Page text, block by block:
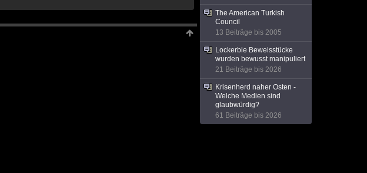
The American Turkish
Council
13 Beiträge bis 2005
Lockerbie Beweisstücke
wurden bewusst manipuliert
21 Beiträge bis 2026
Krisenherd naher Osten -
Welche Medien sind
glaubwürdig?
61 Beiträge bis 2026